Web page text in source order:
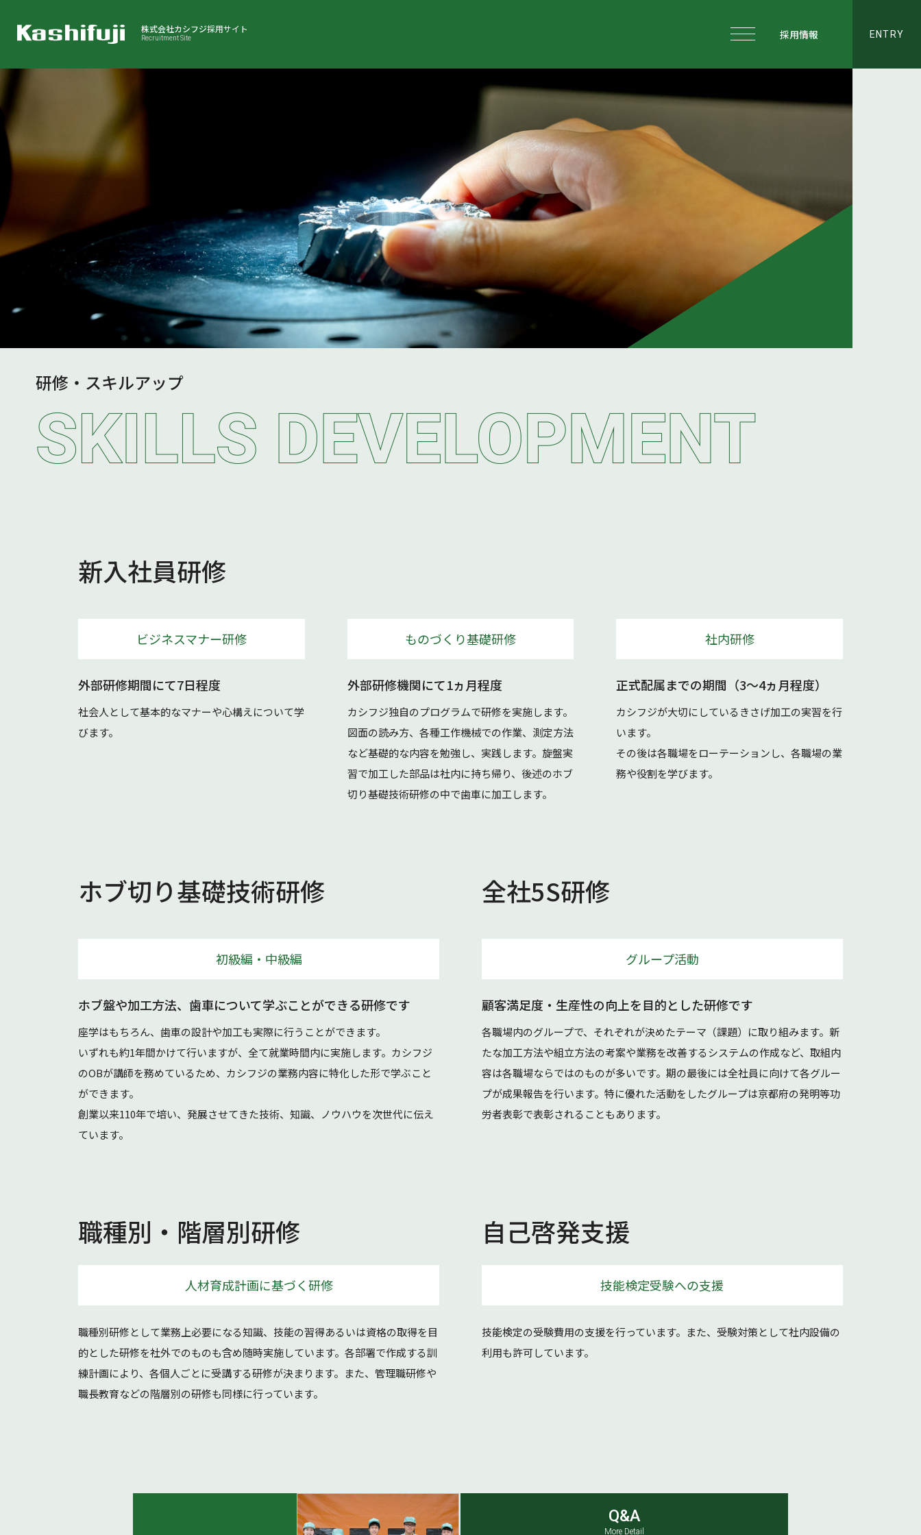
株式会社カシフジ採用サイト
Recruitment Site 採用情報 ENTRY
研修・スキルアップ
新入社員研修
ビジネスマナー研修
外部研修期間にて7日程度
社会人として基本的なマナーや心構えについて学
びます。
ものづくり基礎研修
外部研修機関にて1ヵ月程度
カシフジ独自のプログラムで研修を実施します。
図面の読み方、各種工作機械での作業、測定方法
など基礎的な内容を勉強し、実践します。旋盤実
習で加工した部品は社内に持ち帰り、後述のホブ
切り基礎技術研修の中で歯車に加工します。
社内研修
正式配属までの期間（3～4ヵ月程度）
カシフジが大切にしているきさげ加工の実習を行
います。
その後は各職場をローテーションし、各職場の業
務や役割を学びます。
ホブ切り基礎技術研修
初級編・中級編
ホブ盤や加工方法、歯車について学ぶことができる研修です
座学はもちろん、歯車の設計や加工も実際に行うことができます。
いずれも約1年間かけて行いますが、全て就業時間内に実施します。カシフジ
のOBが講師を務めているため、カシフジの業務内容に特化した形で学ぶこと
ができます。
創業以来110年で培い、発展させてきた技術、知識、ノウハウを次世代に伝え
ています。
全社5S研修
グループ活動
顧客満足度・生産性の向上を目的とした研修です
各職場内のグループで、それぞれが決めたテーマ（課題）に取り組みます。新
たな加工方法や組立方法の考案や業務を改善するシステムの作成など、取組内
容は各職場ならではのものが多いです。期の最後には全社員に向けて各グルー
プが成果報告を行います。特に優れた活動をしたグループは京都府の発明等功
労者表彰で表彰されることもあります。
職種別・階層別研修
人材育成計画に基づく研修
職種別研修として業務上必要になる知識、技能の習得あるいは資格の取得を目
的とした研修を社外でのものも含め随時実施しています。各部署で作成する訓
練計画により、各個人ごとに受講する研修が決まります。また、管理職研修や
職長教育などの階層別の研修も同様に行っています。
自己啓発支援
技能検定受験への支援
技能検定の受験費用の支援を行っています。また、受験対策として社内設備の
利用も許可しています。
Q&A
More Detail